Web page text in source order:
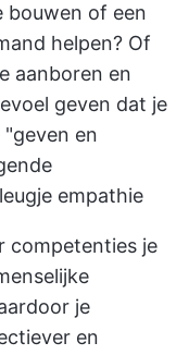
bouwen of een
helpen? Of
aanboren en
geven dat je
en
empathie
competenties je
je
en